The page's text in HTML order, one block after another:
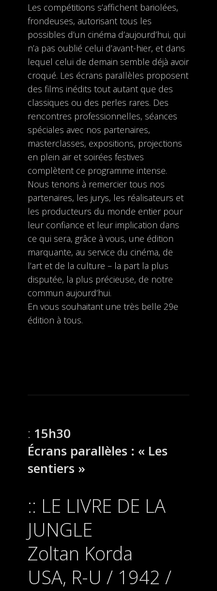
Les compétitions s’affichent bariolées,
frondeuses, autorisant tous les
possibles d’un cinéma d’aujourd’hui, qui
n’a pas oublié celui d’avant-hier, et dans
lequel celui de demain semble déjà avoir
croqué. Les écrans parallèles proposent
des films inédits tout autant que des
classiques ou des perles rares. Des
rencontres professionnelles, séances
spéciales avec nos partenaires,
masterclasses, expositions, projections
en plein air et soirées festives
complètent ce programme intense.
Nous tenons à remercier tous nos
partenaires, les jurys, les réalisateurs et
les producteurs du monde entier pour
leur confiance et leur implication dans
ce qui sera, grâce à vous, une édition
marquante, au service du cinéma, de
l’art et de la culture – la part la plus
disputée, la plus précieuse, de notre
commun aujourd’hui.
En vous souhaitant une très belle 29e
édition à tous.
15h30
Écrans parallèles : « Les
sentiers »
LE LIVRE DE LA
JUNGLE
Zoltan Korda
USA, R-U / 1942 /